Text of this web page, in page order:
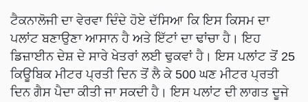
ਟੈਕਨਾਲੋਜੀ ਦਾ ਵੇਰਵਾ ਦਿੰਦੇ ਹੋਏ ਦੱਸਿਆ ਕਿ ਇਸ ਕਿਸਮ ਦਾ
ਪਲਾਂਟ ਬਣਾਉਣਾ ਆਸਾਨ ਹੈ ਅਤੇ ਇੱਟਾਂ ਦਾ ਢਾਂਚਾ ਹੈ। ਇਹ
ਡਿਜ਼ਾਈਨ ਦੇਸ਼ ਦੇ ਸਾਰੇ ਖੇਤਰਾਂ ਲਈ ਢੁਕਵਾਂ ਹੈ। ਇਸ ਪਲਾਂਟ ਤੋਂ 25
ਕਿਊਬਿਕ ਮੀਟਰ ਪ੍ਰਤੀ ਦਿਨ ਤੋਂ ਲੈ ਕੇ 500 ਘਣ ਮੀਟਰ ਪ੍ਰਤੀ
ਦਿਨ ਗੈਸ ਪੈਦਾ ਕੀਤੀ ਜਾ ਸਕਦੀ ਹੈ। ਇਸ ਪਲਾਂਟ ਦੀ ਲਾਗਤ ਦੂਜੇ